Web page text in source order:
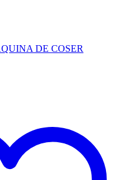
DE COSER